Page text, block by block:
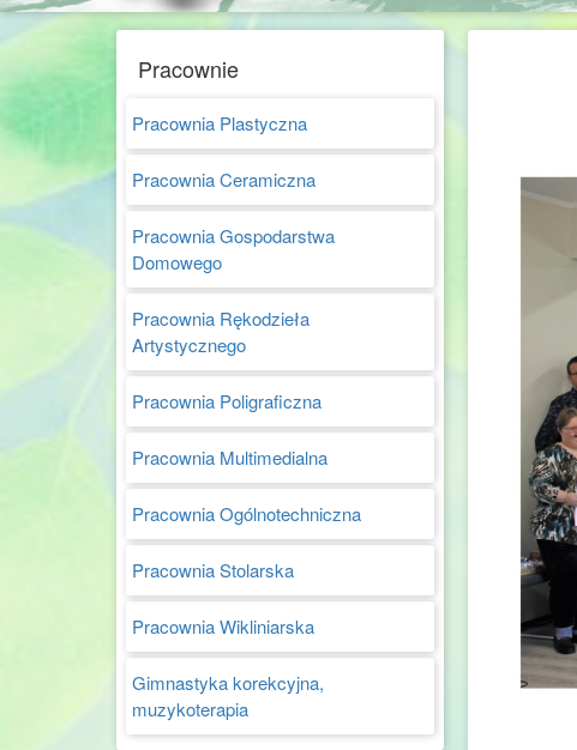
Pracownie
Pracownia Plastyczna
Pracownia Ceramiczna
Pracownia Gospodarstwa
Domowego
Pracownia Rękodzieła
Artystycznego
Pracownia Poligraficzna
Pracownia Multimedialna
Pracownia Ogólnotechniczna
Pracownia Stolarska
Pracownia Wikliniarska
Gimnastyka korekcyjna,
muzykoterapia